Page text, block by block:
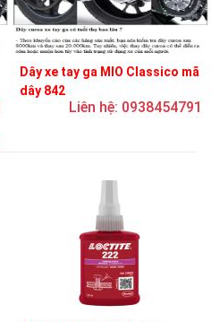
Dây xe tay ga MIO Classico mã
dây 842
Liên hệ: 0938454791